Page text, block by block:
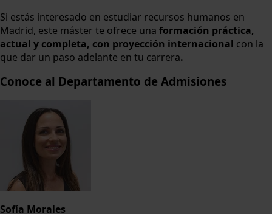
Si estás interesado en estudiar recursos humanos en
Madrid, este máster te ofrece una formación práctica,
actual y completa, con proyección internacional con la
que dar un paso adelante en tu carrera.
Conoce al Departamento de Admisiones
Sofía Morales